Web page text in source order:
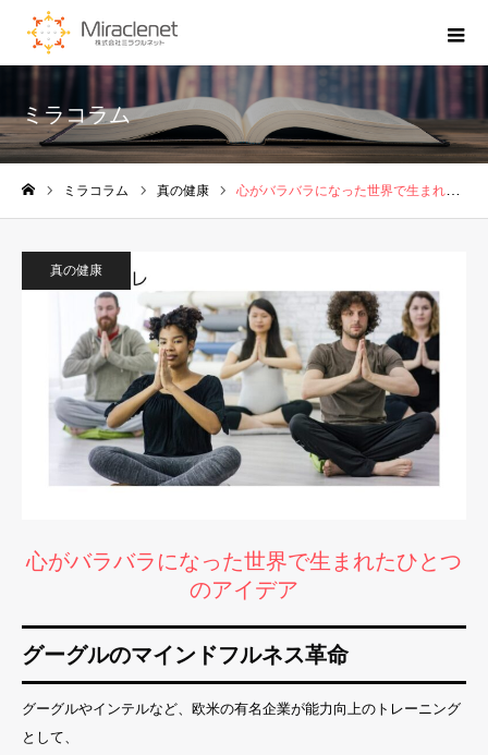
ミラコラム
ミラコラム 真の健康 心がバラバラになった世界で生まれたひとつのアイデア
真の健康
心がバラバラになった世界で生まれたひとつ
のアイデア
グーグルのマインドフルネス革命
グーグルやインテルなど、欧米の有名企業が能力向上のトレーニング
として、